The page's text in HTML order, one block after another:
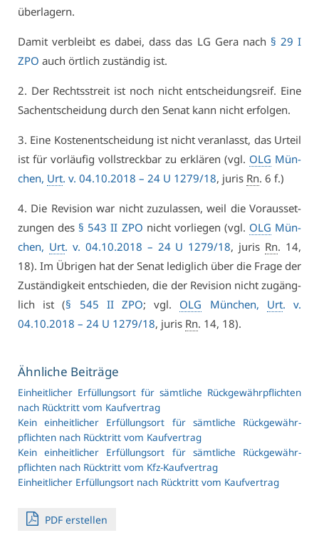
über­la­gern.
Da­mit ver­bleibt es da­bei, dass das LG Ge­ra nach § 29 I
ZPO auch ört­lich zu­stän­dig ist.
2. Der Rechts­streit ist noch nicht ent­schei­dungs­reif. Ei­ne
Sach­ent­schei­dung durch den Se­nat kann nicht er­fol­gen.
3. Ei­ne Kos­ten­ent­schei­dung ist nicht ver­an­lasst, das Ur­teil
ist für vor­läu­fig voll­streck­bar zu er­klä­ren (vgl. OLG Mün­
chen, Urt. v. 04.10.2018 – 24 U 1279/18, ju­ris Rn. 6 f.)
4. Die Re­vi­si­on war nicht zu­zu­las­sen, weil die Vor­aus­set­
zun­gen des § 543 II ZPO nicht vor­lie­gen (vgl. OLG Mün­
chen, Urt. v. 04.10.2018 – 24 U 1279/18, ju­ris Rn. 14,
18). Im Üb­ri­gen hat der Se­nat le­dig­lich über die Fra­ge der
Zu­stän­dig­keit ent­schie­den, die der Re­vi­si­on nicht zu­gäng­
lich ist (§ 545 II ZPO; vgl. OLG Mün­chen, Urt. v.
04.10.2018 – 24 U 1279/18, ju­ris Rn. 14, 18).
Ähn­li­che Bei­trä­ge
Ein­heit­li­cher Er­fül­lungs­ort für sämt­li­che Rück­ge­währ­pflich­ten
nach Rück­tritt vom Kauf­ver­trag
Kein ein­heit­li­cher Er­fül­lungs­ort für sämt­li­che Rück­ge­währ­
pflich­ten nach Rück­tritt vom Kauf­ver­trag
Kein ein­heit­li­cher Er­fül­lungs­ort für sämt­li­che Rück­ge­währ­
pflich­ten nach Rück­tritt vom Kfz-Kauf­ver­trag
Ein­heit­li­cher Er­fül­lungs­ort nach Rück­tritt vom Kauf­ver­trag
PDF er­stel­len